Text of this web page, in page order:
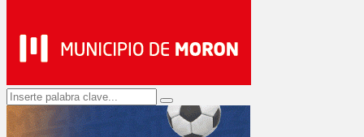
Search
for:
Search